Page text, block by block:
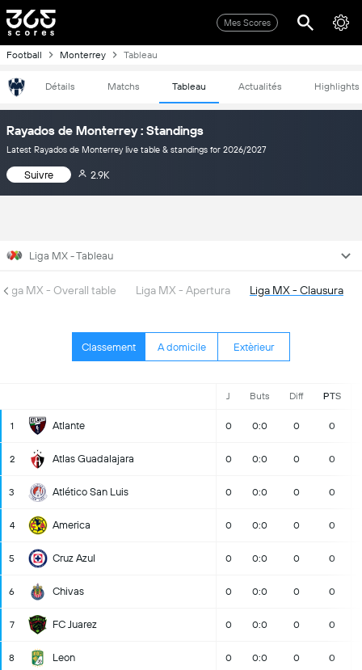
Mes Scores
Football Monterrey Tableau
Détails Matchs Tableau Actualités Highlights
Rayados de Monterrey : Standings
Latest Rayados de Monterrey live table & standings for 2026/2027
Suivre 2.9K
Liga MX - Tableau
Liga MX - Overall table Liga MX - Apertura Liga MX - Clausura
Classement A domicile Extèrieur
J Buts Diff PTS
1 Atlante 0 0:0 0 0
2 Atlas Guadalajara 0 0:0 0 0
3 Atlético San Luis 0 0:0 0 0
4 America 0 0:0 0 0
5 Cruz Azul 0 0:0 0 0
6 Chivas 0 0:0 0 0
7 FC Juarez 0 0:0 0 0
8 Leon 0 0:0 0 0